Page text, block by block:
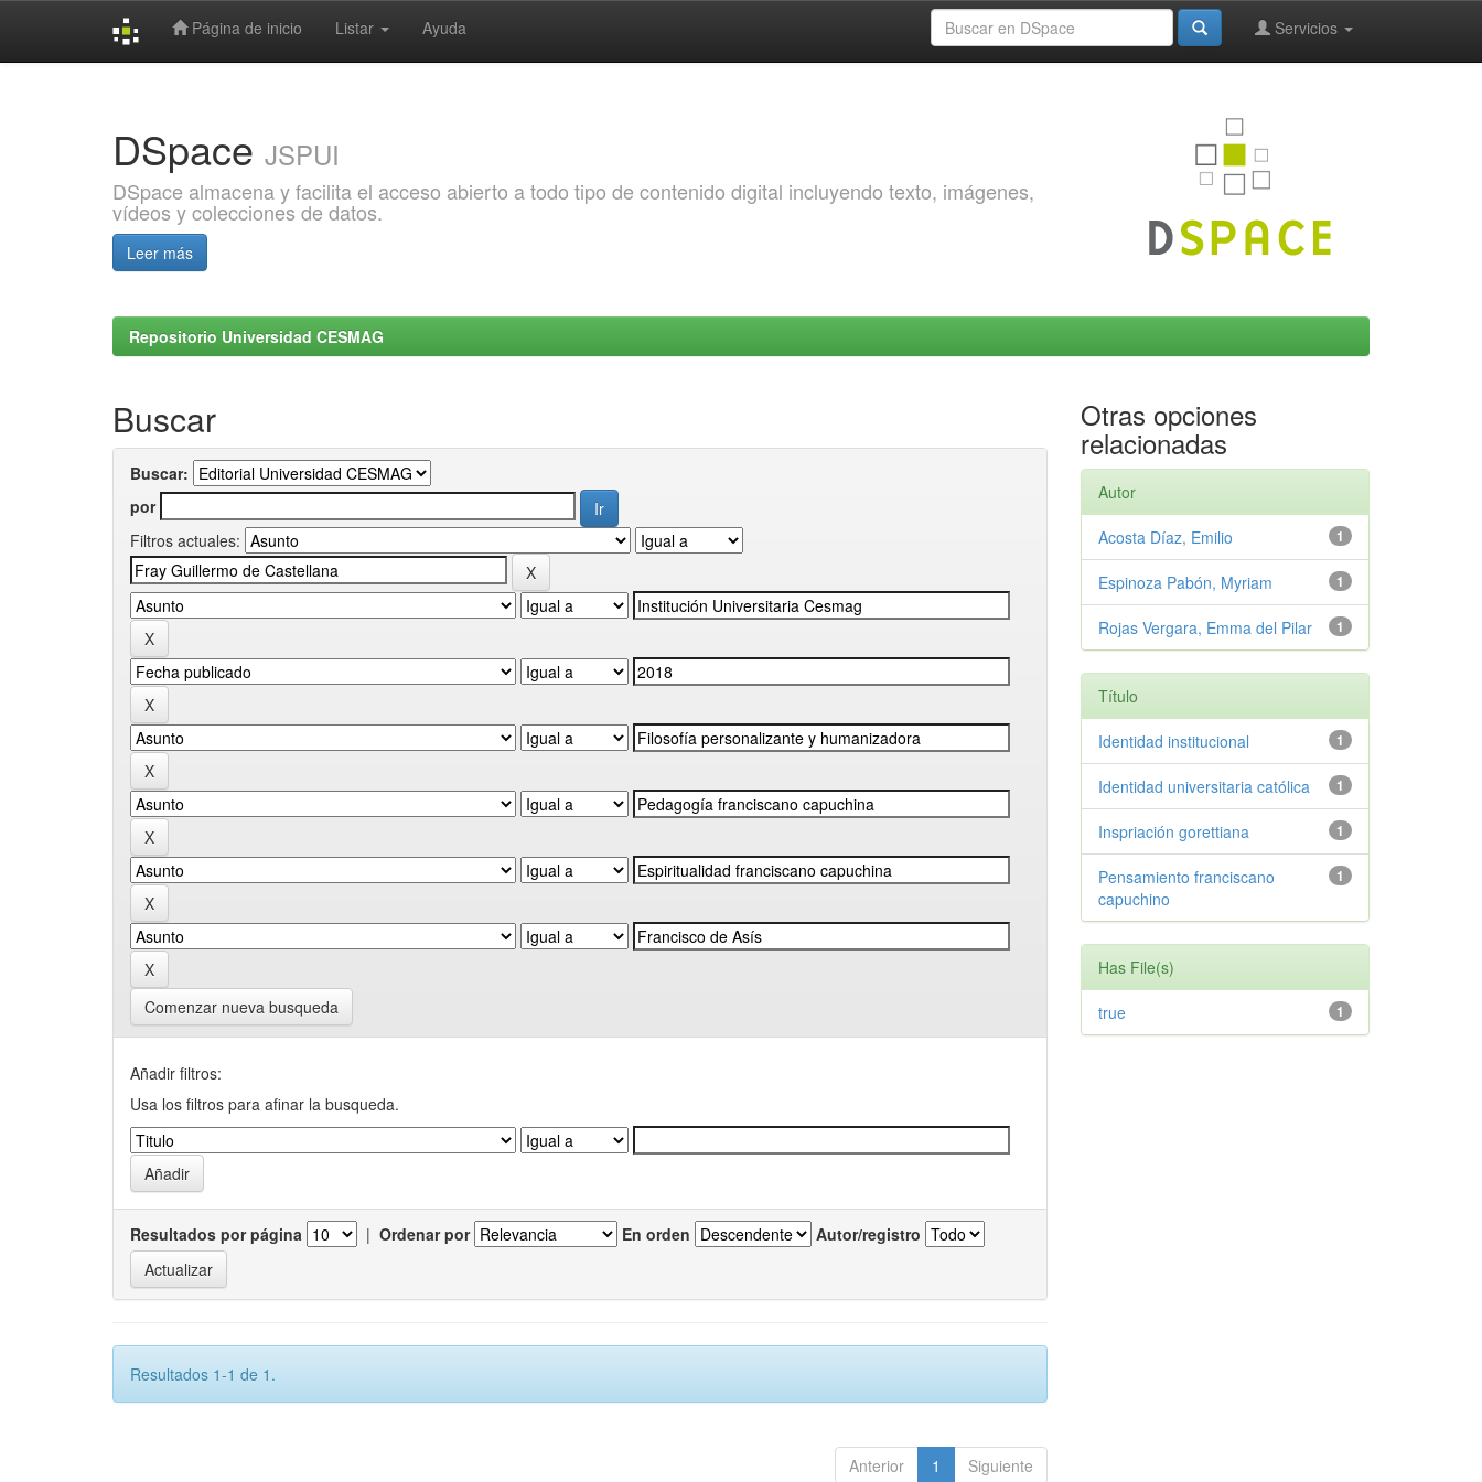
Página de inicio Listar Ayuda Servicios
DSpace JSPUI
DSpace almacena y facilita el acceso abierto a todo tipo de contenido digital incluyendo texto, imágenes,
vídeos y colecciones de datos.
Leer más
Repositorio Universidad CESMAG
Buscar
Buscar:
por
Filtros actuales:
Comenzar nueva busqueda
Añadir filtros:
Usa los filtros para afinar la busqueda.
Resultados por página | Ordenar por En orden Autor/registro
Resultados 1-1 de 1.
Anterior 1 Siguiente
Otras opciones
relacionadas
Autor
1
Acosta Díaz, Emilio
1
Espinoza Pabón, Myriam
1
Rojas Vergara, Emma del Pilar
Título
1
Identidad institucional
1
Identidad universitaria católica
1
Inspriación gorettiana
1
Pensamiento franciscano
capuchino
Has File(s)
1
true